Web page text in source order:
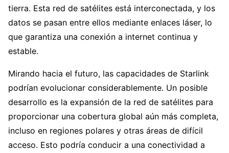
tierra. Esta red de satélites está interconectada, y los
datos se pasan entre ellos mediante enlaces láser, lo
que garantiza una conexión a internet continua y
estable.
Mirando hacia el futuro, las capacidades de Starlink
podrían evolucionar considerablemente. Un posible
desarrollo es la expansión de la red de satélites para
proporcionar una cobertura global aún más completa,
incluso en regiones polares y otras áreas de difícil
acceso. Esto podría conducir a una conectividad a